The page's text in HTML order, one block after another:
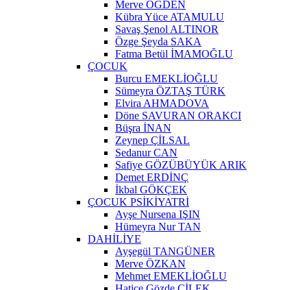
Merve ÖĞDEN
Kübra Yüce ATAMULU
Savaş Şenol ALTINOR
Özge Şeyda SAKA
Fatma Betül İMAMOĞLU
ÇOCUK
Burcu EMEKLİOĞLU
Sümeyra ÖZTAŞ TÜRK
Elvira AHMADOVA
Döne SAVURAN ORAKCI
Büşra İNAN
Zeynep ÇİLSAL
Sedanur CAN
Safiye GÖZÜBÜYÜK ARIK
Demet ERDİNÇ
İkbal GÖKÇEK
ÇOCUK PSİKİYATRİ
Ayşe Nursena IŞIN
Hümeyra Nur TAN
DAHİLİYE
Ayşegül TANGÜNER
Merve ÖZKAN
Mehmet EMEKLİOĞLU